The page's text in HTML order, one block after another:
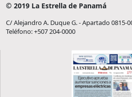
© 2019 La Estrella de Panamá
C/ Alejandro A. Duque G. - Apartado 0815-
Teléfono: +507 204-0000